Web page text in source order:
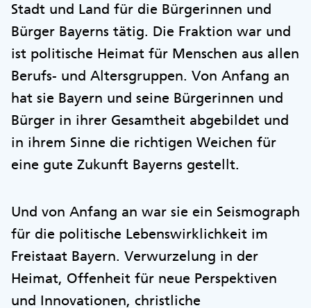
Stadt und Land für die Bürgerinnen und
Bürger Bayerns tätig. Die Fraktion war und
ist politische Heimat für Menschen aus allen
Berufs- und Altersgruppen. Von Anfang an
hat sie Bayern und seine Bürgerinnen und
Bürger in ihrer Gesamtheit abgebildet und
in ihrem Sinne die richtigen Weichen für
eine gute Zukunft Bayerns gestellt.
Und von Anfang an war sie ein Seismograph
für die politische Lebenswirklichkeit im
Freistaat Bayern. Verwurzelung in der
Heimat, Offenheit für neue Perspektiven
und Innovationen, christliche